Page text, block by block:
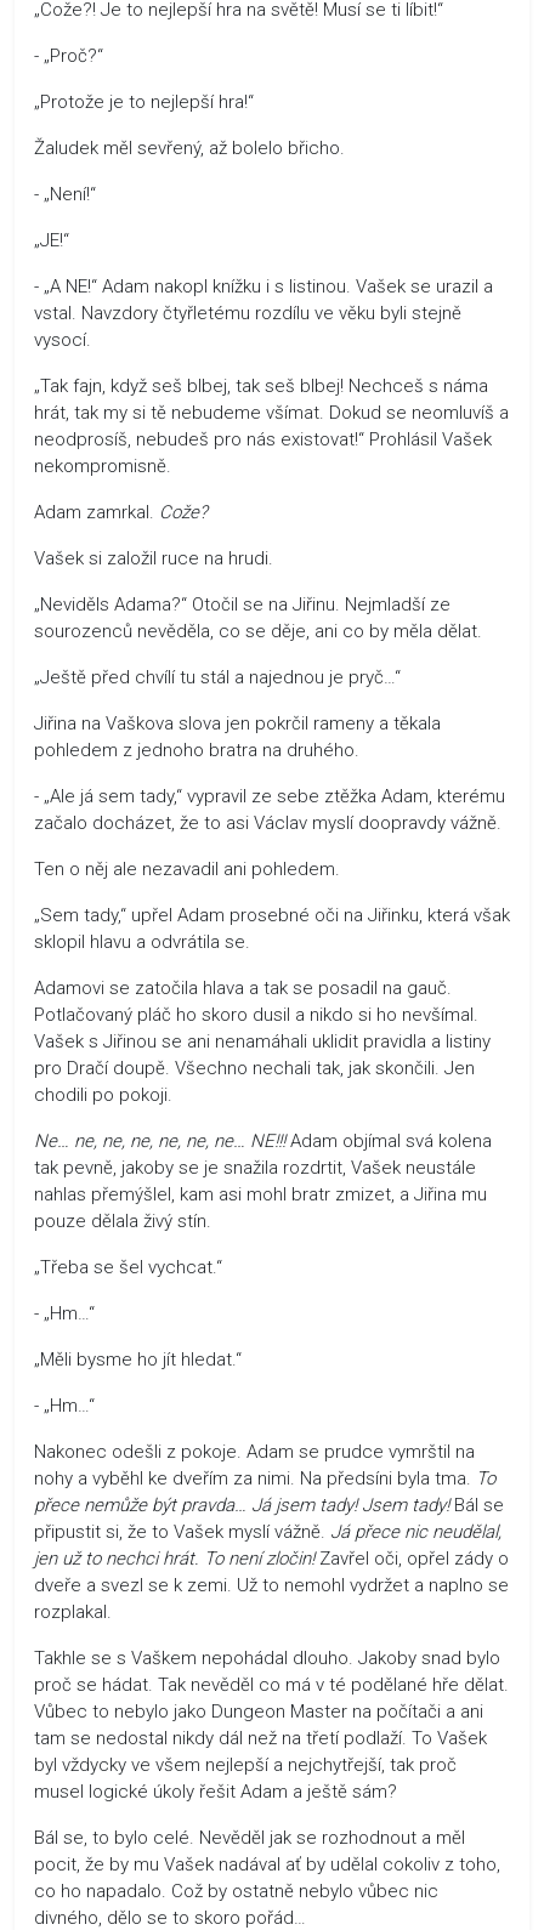
„Cože?! Je to nejlepší hra na světě! Musí se ti líbit!“
- „Proč?“
„Protože je to nejlepší hra!“
Žaludek měl sevřený, až bolelo břicho.
- „Není!“
„JE!“
- „A NE!“ Adam nakopl knížku i s listinou. Vašek se urazil a
vstal. Navzdory čtyřletému rozdílu ve věku byli stejně
vysocí.
„Tak fajn, když seš blbej, tak seš blbej! Nechceš s náma
hrát, tak my si tě nebudeme všímat. Dokud se neomluvíš a
neodprosíš, nebudeš pro nás existovat!“ Prohlásil Vašek
nekompromisně.
Adam zamrkal. Cože?
Vašek si založil ruce na hrudi.
„Neviděls Adama?“ Otočil se na Jiřinu. Nejmladší ze
sourozenců nevěděla, co se děje, ani co by měla dělat.
„Ještě před chvílí tu stál a najednou je pryč…“
Jiřina na Vaškova slova jen pokrčil rameny a těkala
pohledem z jednoho bratra na druhého.
- „Ale já sem tady,“ vypravil ze sebe ztěžka Adam, kterému
začalo docházet, že to asi Václav myslí doopravdy vážně.
Ten o něj ale nezavadil ani pohledem.
„Sem tady,“ upřel Adam prosebné oči na Jiřinku, která však
sklopil hlavu a odvrátila se.
Adamovi se zatočila hlava a tak se posadil na gauč.
Potlačovaný pláč ho skoro dusil a nikdo si ho nevšímal.
Vašek s Jiřinou se ani nenamáhali uklidit pravidla a listiny
pro Dračí doupě. Všechno nechali tak, jak skončili. Jen
chodili po pokoji.
Ne… ne, ne, ne, ne, ne, ne… NE!!!Adam objímal svá kolena
tak pevně, jakoby se je snažila rozdrtit, Vašek neustále
nahlas přemýšlel, kam asi mohl bratr zmizet, a Jiřina mu
pouze dělala živý stín.
„Třeba se šel vychcat.“
- „Hm…“
„Měli bysme ho jít hledat.“
- „Hm…“
Nakonec odešli z pokoje. Adam se prudce vymrštil na
nohy a vyběhl ke dveřím za nimi. Na předsíni byla tma. To
přece nemůže být pravda… Já jsem tady! Jsem tady!Bál se
připustit si, že to Vašek myslí vážně. Já přece nic neudělal,
jen už to nechci hrát. To není zločin!Zavřel oči, opřel zády o
dveře a svezl se k zemi. Už to nemohl vydržet a naplno se
rozplakal.
Takhle se s Vaškem nepohádal dlouho. Jakoby snad bylo
proč se hádat. Tak nevěděl co má v té podělané hře dělat.
Vůbec to nebylo jako Dungeon Master na počítači a ani
tam se nedostal nikdy dál než na třetí podlaží. To Vašek
byl vždycky ve všem nejlepší a nejchytřejší, tak proč
musel logické úkoly řešit Adam a ještě sám?
Bál se, to bylo celé. Nevěděl jak se rozhodnout a měl
pocit, že by mu Vašek nadával ať by udělal cokoliv z toho,
co ho napadalo. Což by ostatně nebylo vůbec nic
divného, dělo se to skoro pořád…